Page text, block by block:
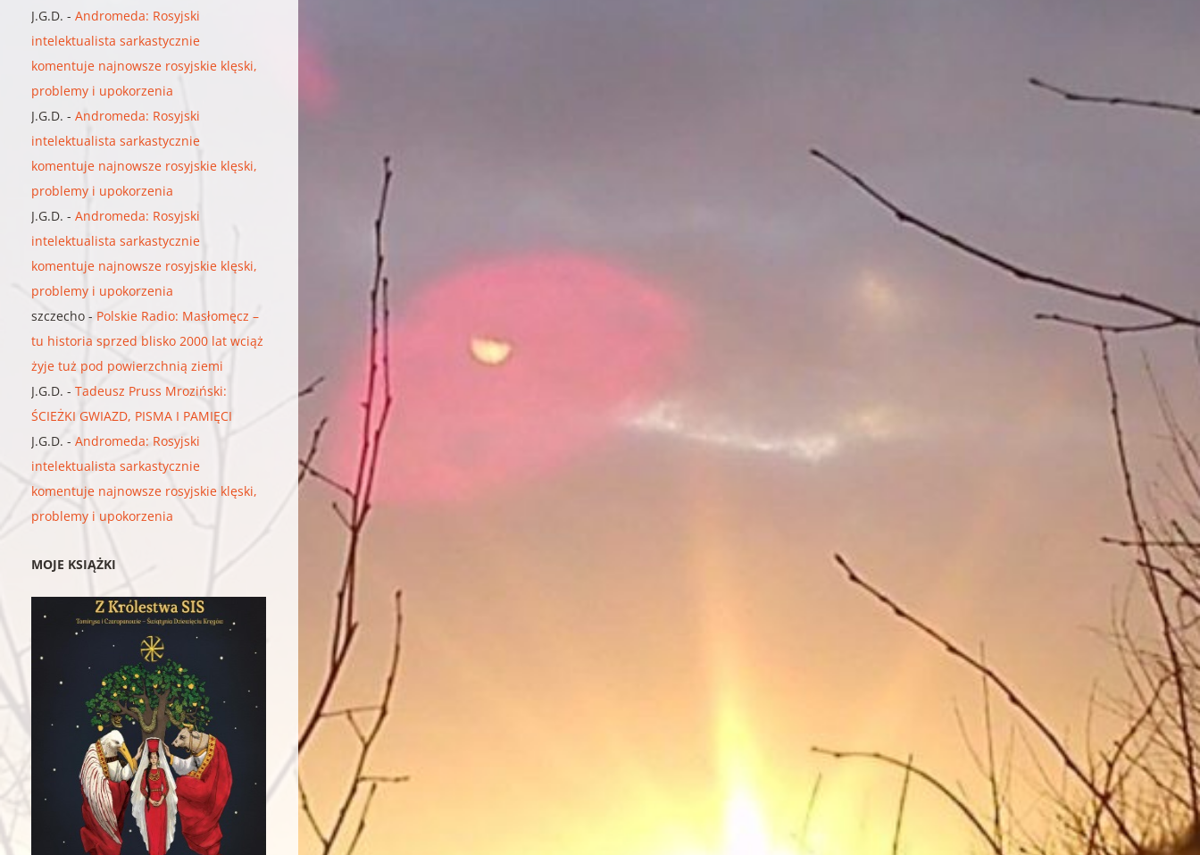
J.G.D. -Andromeda: Rosyjski
intelektualista sarkastycznie
komentuje najnowsze rosyjskie klęski,
problemy i upokorzenia
J.G.D. -Andromeda: Rosyjski
intelektualista sarkastycznie
komentuje najnowsze rosyjskie klęski,
problemy i upokorzenia
J.G.D. -Andromeda: Rosyjski
intelektualista sarkastycznie
komentuje najnowsze rosyjskie klęski,
problemy i upokorzenia
szczecho - Polskie Radio: Masłomęcz –
tu historia sprzed blisko 2000 lat wciąż
żyje tuż pod powierzchnią ziemi
J.G.D. -Tadeusz Pruss Mroziński:
ŚCIEŻKI GWIAZD, PISMA I PAMIĘCI
J.G.D. -Andromeda: Rosyjski
intelektualista sarkastycznie
komentuje najnowsze rosyjskie klęski,
problemy i upokorzenia
MOJE KSIĄŻKI